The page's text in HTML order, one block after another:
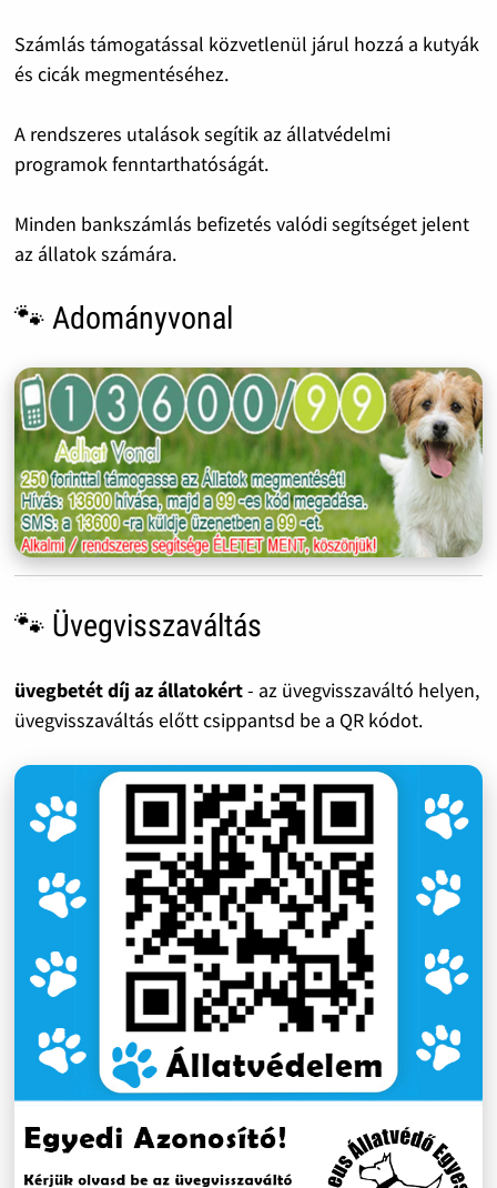
Számlás támogatással közvetlenül járul hozzá a kutyák
és cicák megmentéséhez.
A rendszeres utalások segítik az állatvédelmi
programok fenntarthatóságát.
Minden bankszámlás befizetés valódi segítséget jelent
az állatok számára.
🐾 Adományvonal
🐾 Üvegvisszaváltás
üvegbetét díj az állatokért- az üvegvisszaváltó helyen,
üvegvisszaváltás előtt csippantsd be a QR kódot.